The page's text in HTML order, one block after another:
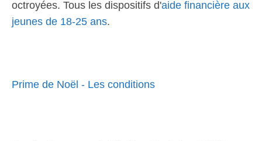
octroyées. Tous les dispositifs d'aide financière aux
jeunes de 18-25 ans.
Prime de Noël - Les conditions